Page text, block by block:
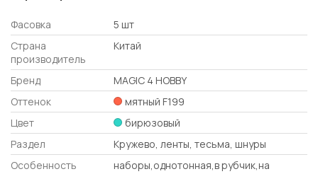
Фасовка
5 шт
Страна
производитель
Китай
Бренд
MAGIC 4 HOBBY
Оттенок
мятный F199
Цвет
бирюзовый
Раздел
Кружево, ленты, тесьма, шнуры
Особенность
наборы,однотонная,в рубчик,на